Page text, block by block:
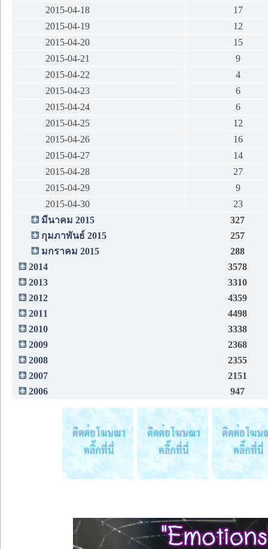
2015-04-18
17
2015-04-19
12
2015-04-20
15
2015-04-21
9
2015-04-22
4
2015-04-23
6
2015-04-24
6
2015-04-25
12
2015-04-26
16
2015-04-27
14
2015-04-28
27
2015-04-29
9
2015-04-30
23
มีนาคม 2015
327
กุมภาพันธ์ 2015
257
มกราคม 2015
288
2014
3578
2013
3310
2012
4359
2011
4498
2010
3338
2009
2368
2008
2355
2007
2151
2006
947